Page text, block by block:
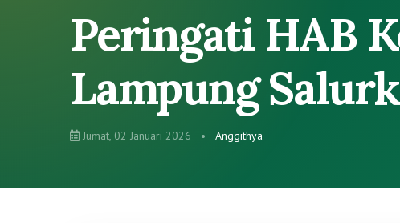
Peringati HAB
Lampung
Jumat, 02 Januari 2026 • Anggithya